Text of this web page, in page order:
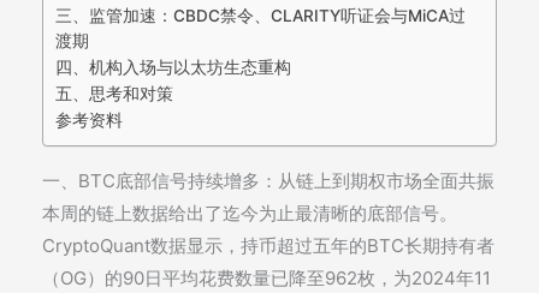
三、监管加速：CBDC禁令、CLARITY听证会与MiCA过
渡期
四、机构入场与以太坊生态重构
五、思考和对策
参考资料
一、BTC底部信号持续增多：从链上到期权市场全面共振
本周的链上数据给出了迄今为止最清晰的底部信号。
CryptoQuant数据显示，持币超过五年的BTC长期持有者
（OG）的90日平均花费数量已降至962枚，为2024年11